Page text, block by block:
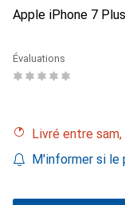
Apple iPhone 7 Plus
Évaluations
Livré entre
M'informer si